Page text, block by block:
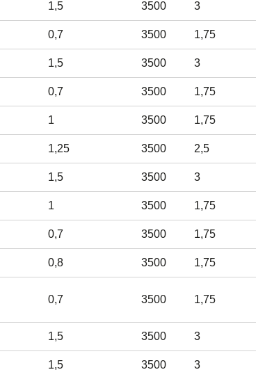
1,5 3500 3
0,7 3500 1,75
1,5 3500 3
0,7 3500 1,75
1 3500 1,75
1,25 3500 2,5
1,5 3500 3
1 3500 1,75
0,7 3500 1,75
0,8 3500 1,75
0,7 3500 1,75
1,5 3500 3
1,5 3500 3